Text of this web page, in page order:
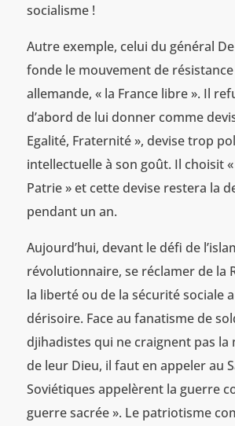
socialisme !
Autre exemple, celui du général
fonde le mouvement de résistance
allemande, « la France libre ». Il
d’abord de lui donner comme
Egalité, Fraternité », devise trop
intellectuelle à son goût. Il choisit
Patrie » et cette devise restera la
pendant un an.
Aujourd’hui, devant le défi de
révolutionnaire, se réclamer de la
la liberté ou de la sécurité sociale
dérisoire. Face au fanatisme de
djihadistes qui ne craignent pas la
de leur Dieu, il faut en appeler au
Soviétiques appelèrent la guerre
guerre sacrée ». Le patriotisme